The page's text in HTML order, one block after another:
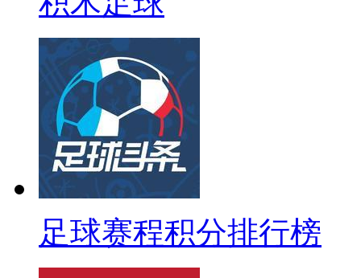
足球赛程积分排行榜